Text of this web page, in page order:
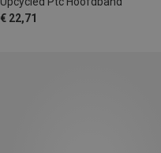
€ 22,71